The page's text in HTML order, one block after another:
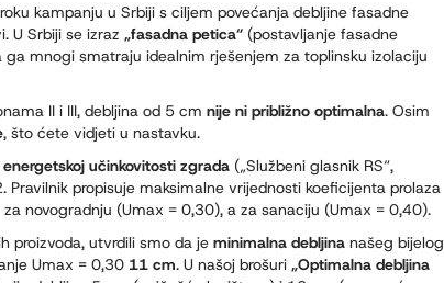
kampanju u Srbiji s ciljem povećanja debljine fasadne
U Srbiji se izraz „fasadna petica“ (postavljanje fasadne
mnogi smatraju idealnim rješenjem za toplinsku izolaciju
II i III, debljina od 5 cm nije ni približno optimalna. Osim
, što ćete vidjeti u nastavku.
energetskoj učinkovitosti zgrada („Službeni glasnik RS“,
propisuje maksimalne vrijednosti koeficijenta prolaza
novogradnju (Umax = 0,30), a za sanaciju (Umax = 0,40).
proizvoda, utvrdili smo da je minimalna debljina našeg bijelog
Umax = 0,30 11 cm. U našoj brošuri „Optimalna debljina